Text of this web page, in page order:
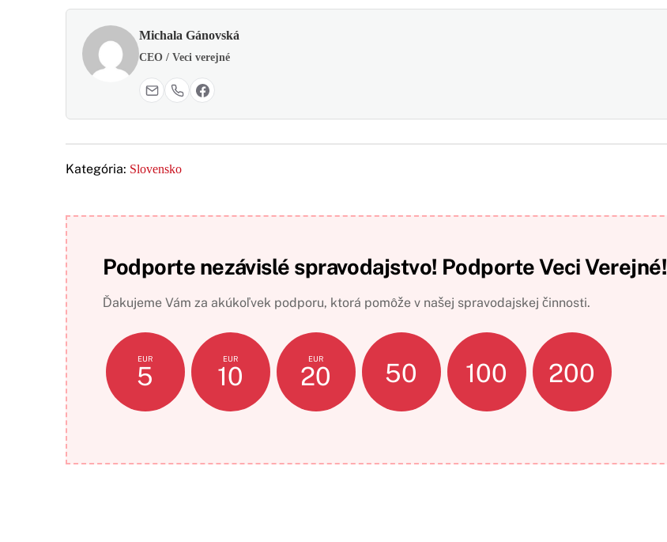
Michala Gánovská
CEO / Veci verejné
Kategória: Slovensko
Podporte nezávislé spravodajstvo! Podporte Veci Verejné!
Ďakujeme Vám za akúkoľvek podporu, ktorá pomôže v našej spravodajskej činnosti.
EUR
5
EUR
10
EUR
20 50 100 200